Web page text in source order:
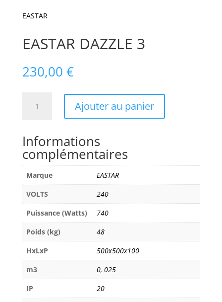
EASTAR
EASTAR DAZZLE 3
230,00 €
Ajouter au panier
Informations
complémentaires
Marque
EASTAR
VOLTS
240
Puissance (Watts)
740
Poids (kg)
48
HxLxP
500x500x100
m3
0, 025
IP
20